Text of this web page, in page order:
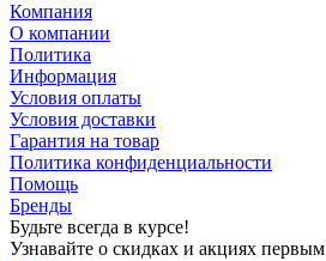
Компания
О компании
Политика
Информация
Условия оплаты
Условия доставки
Гарантия на товар
Политика конфиденциальности
Помощь
Бренды
Будьте всегда в курсе!
Узнавайте о скидках и акциях первым